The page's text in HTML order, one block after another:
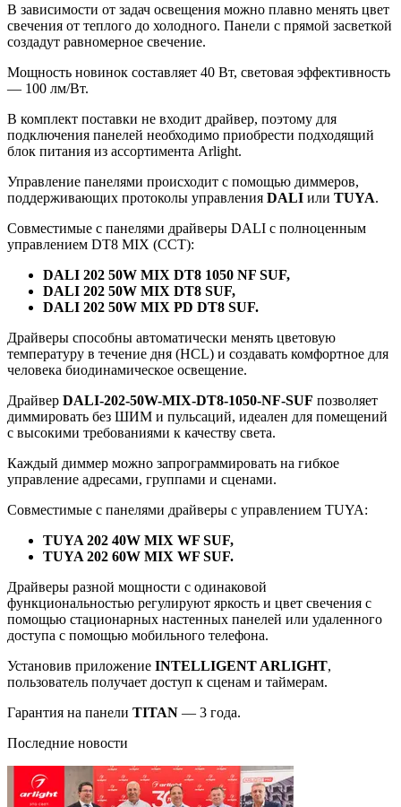
В зависимости от задач освещения можно плавно менять цвет
свечения от теплого до холодного. Панели с прямой засветкой
создадут равномерное свечение.
Мощность новинок составляет 40 Вт, световая эффективность
— 100 лм/Вт.
В комплект поставки не входит драйвер, поэтому для
подключения панелей необходимо приобрести подходящий
блок питания из ассортимента Arlight.
Управление панелями происходит с помощью диммеров,
поддерживающих протоколы управления DALI или TUYA.
Совместимые с панелями драйверы DALI с полноценным
управлением DT8 MIX (ССТ):
DALI 202 50W MIX DT8 1050 NF SUF,
DALI 202 50W MIX DT8 SUF,
DALI 202 50W MIX PD DT8 SUF.
Драйверы способны автоматически менять цветовую
температуру в течение дня (HCL) и создавать комфортное для
человека биодинамическое освещение.
Драйвер DALI-202-50W-MIX-DT8-1050-NF-SUF позволяет
диммировать без ШИМ и пульсаций, идеален для помещений
с высокими требованиями к качеству света.
Каждый диммер можно запрограммировать на гибкое
управление адресами, группами и сценами.
Совместимые с панелями драйверы с управлением TUYA:
TUYA 202 40W MIX WF SUF,
TUYA 202 60W MIX WF SUF.
Драйверы разной мощности с одинаковой
функциональностью регулируют яркость и цвет свечения с
помощью стационарных настенных панелей или удаленного
доступа с помощью мобильного телефона.
Установив приложение INTELLIGENT ARLIGHT,
пользователь получает доступ к сценам и таймерам.
Гарантия на панели TITAN — 3 года.
Последние новости